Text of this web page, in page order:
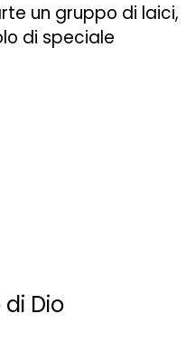
un gruppo di laici,
di speciale
Dio